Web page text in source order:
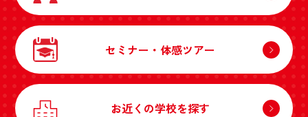
セミナー・体感ツアー
お近くの学校を探す